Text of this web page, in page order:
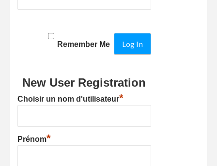
Remember Me
New User Registration
Choisir un nom d'utilisateur*
Prénom*